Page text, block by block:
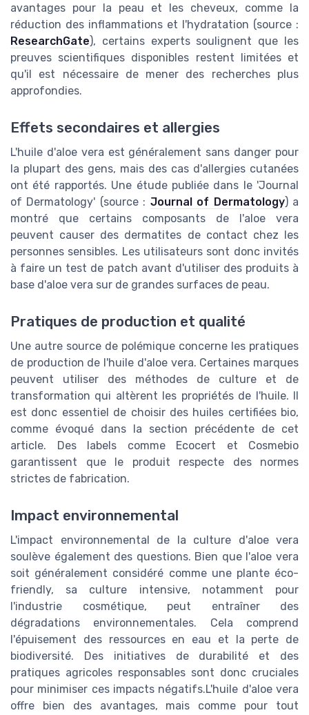
avantages pour la peau et les cheveux, comme la
réduction des inflammations et l'hydratation (source :
ResearchGate), certains experts soulignent que les
preuves scientifiques disponibles restent limitées et
qu'il est nécessaire de mener des recherches plus
approfondies.
Effets secondaires et allergies
L'huile d'aloe vera est généralement sans danger pour
la plupart des gens, mais des cas d'allergies cutanées
ont été rapportés. Une étude publiée dans le 'Journal
of Dermatology' (source : Journal of Dermatology) a
montré que certains composants de l'aloe vera
peuvent causer des dermatites de contact chez les
personnes sensibles. Les utilisateurs sont donc invités
à faire un test de patch avant d'utiliser des produits à
base d'aloe vera sur de grandes surfaces de peau.
Pratiques de production et qualité
Une autre source de polémique concerne les pratiques
de production de l'huile d'aloe vera. Certaines marques
peuvent utiliser des méthodes de culture et de
transformation qui altèrent les propriétés de l'huile. Il
est donc essentiel de choisir des huiles certifiées bio,
comme évoqué dans la section précédente de cet
article. Des labels comme Ecocert et Cosmebio
garantissent que le produit respecte des normes
strictes de fabrication.
Impact environnemental
L'impact environnemental de la culture d'aloe vera
soulève également des questions. Bien que l'aloe vera
soit généralement considéré comme une plante éco-
friendly, sa culture intensive, notamment pour
l'industrie cosmétique, peut entraîner des
dégradations environnementales. Cela comprend
l'épuisement des ressources en eau et la perte de
biodiversité. Des initiatives de durabilité et des
pratiques agricoles responsables sont donc cruciales
pour minimiser ces impacts négatifs.L'huile d'aloe vera
offre bien des avantages, mais comme pour tout